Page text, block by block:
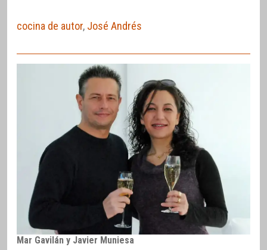
cocina de autor, José Andrés
Mar Gavilán y Javier Muniesa